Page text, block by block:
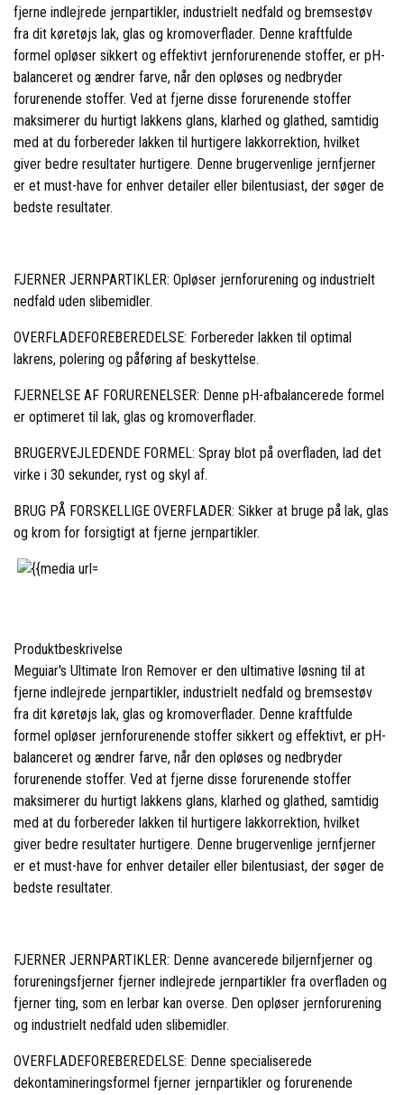
fjerne indlejrede jernpartikler, industrielt nedfald og bremsestøv
fra dit køretøjs lak, glas og kromoverflader. Denne kraftfulde
formel opløser sikkert og effektivt jernforurenende stoffer, er pH-
balanceret og ændrer farve, når den opløses og nedbryder
forurenende stoffer. Ved at fjerne disse forurenende stoffer
maksimerer du hurtigt lakkens glans, klarhed og glathed, samtidig
med at du forbereder lakken til hurtigere lakkorrektion, hvilket
giver bedre resultater hurtigere. Denne brugervenlige jernfjerner
er et must-have for enhver detailer eller bilentusiast, der søger de
bedste resultater.
FJERNER JERNPARTIKLER: Opløser jernforurening og industrielt
nedfald uden slibemidler.
OVERFLADEFOREBEREDELSE: Forbereder lakken til optimal
lakrens, polering og påføring af beskyttelse.
FJERNELSE AF FORURENELSER: Denne pH-afbalancerede formel
er optimeret til lak, glas og kromoverflader.
BRUGERVEJLEDENDE FORMEL: Spray blot på overfladen, lad det
virke i 30 sekunder, ryst og skyl af.
BRUG PÅ FORSKELLIGE OVERFLADER: Sikker at bruge på lak, glas
og krom for forsigtigt at fjerne jernpartikler.
Produktbeskrivelse
Meguiar's Ultimate Iron Remover er den ultimative løsning til at
fjerne indlejrede jernpartikler, industrielt nedfald og bremsestøv
fra dit køretøjs lak, glas og kromoverflader. Denne kraftfulde
formel opløser jernforurenende stoffer sikkert og effektivt, er pH-
balanceret og ændrer farve, når den opløses og nedbryder
forurenende stoffer. Ved at fjerne disse forurenende stoffer
maksimerer du hurtigt lakkens glans, klarhed og glathed, samtidig
med at du forbereder lakken til hurtigere lakkorrektion, hvilket
giver bedre resultater hurtigere. Denne brugervenlige jernfjerner
er et must-have for enhver detailer eller bilentusiast, der søger de
bedste resultater.
FJERNER JERNPARTIKLER: Denne avancerede biljernfjerner og
forureningsfjerner fjerner indlejrede jernpartikler fra overfladen og
fjerner ting, som en lerbar kan overse. Den opløser jernforurening
og industrielt nedfald uden slibemidler.
OVERFLADEFOREBEREDELSE: Denne specialiserede
dekontamineringsformel fjerner jernpartikler og forurenende